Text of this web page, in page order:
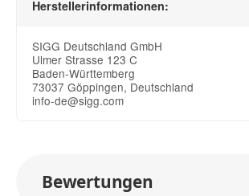
Herstellerinformationen:
SIGG Deutschland GmbH
Ulmer Strasse 123 C
Baden-Württemberg
73037 Göppingen, Deutschland
info-de@sigg.com
Bewertungen